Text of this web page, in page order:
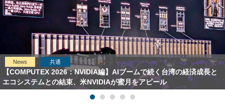
News 共通
【COMPUTEX 2026：NVIDIA編】AIブームで続く台湾の経済成長と
エコシステムとの結束、米NVIDIAが蜜月をアピール